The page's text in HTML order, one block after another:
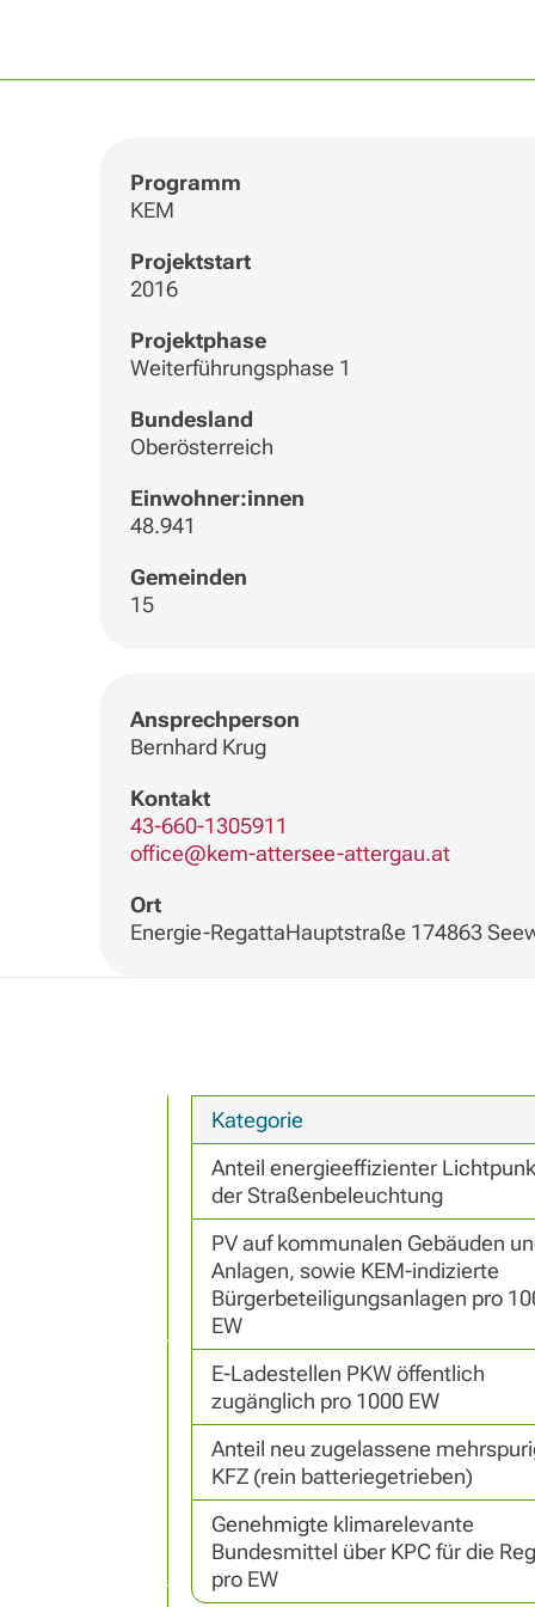
Programm
KEM
Projektstart
2016
Projektphase
Weiterführungsphase 1
Bundesland
Oberösterreich
Einwohner:innen
48.941
Gemeinden
15
Ansprechperson
Bernhard Krug
Kontakt
43-660-1305911
office@kem-attersee-attergau.at
Ort
Energie-RegattaHauptstraße 174863
Kategorie
Anteil energieeffizienter
der Straßenbeleuchtung
PV auf kommunalen Gebäuden
Anlagen, sowie KEM-indizierte
Bürgerbeteiligungsanlagen pro
EW
E-Ladestellen PKW öffentlich
zugänglich pro 1000 EW
Anteil neu zugelassene
KFZ (rein batteriegetrieben)
Genehmigte klimarelevante
Bundesmittel über KPC für die
pro EW